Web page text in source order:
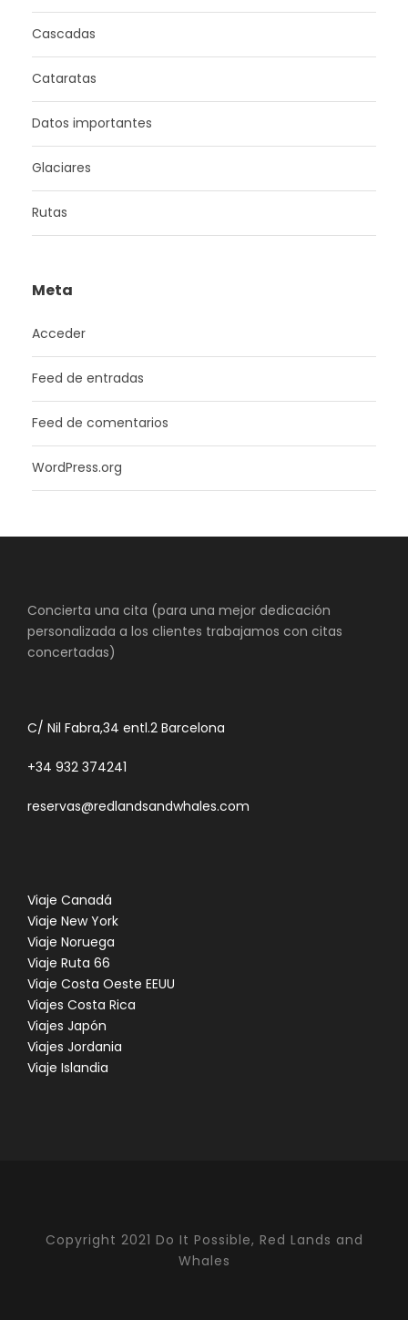
Cascadas
Cataratas
Datos importantes
Glaciares
Rutas
Meta
Acceder
Feed de entradas
Feed de comentarios
WordPress.org
Concierta una cita (para una mejor dedicación
personalizada a los clientes trabajamos con citas
concertadas)
C/ Nil Fabra,34 entl.2 Barcelona
+34 932 374241
reservas@redlandsandwhales.com
Viaje Canadá
Viaje New York
Viaje Noruega
Viaje Ruta 66
Viaje Costa Oeste EEUU
Viajes Costa Rica
Viajes Japón
Viajes Jordania
Viaje Islandia
Copyright 2021 Do It Possible, Red Lands and
Whales